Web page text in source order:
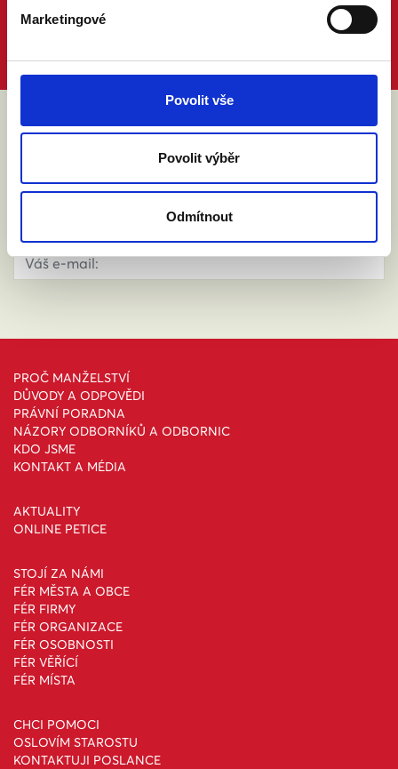
Marketingové
Povolit vše
Povolit výběr
Odmítnout
ABY VÁM O MANŽELSTVÍ NIC
NEUNIKLO
PROČ MANŽELSTVÍ
DŮVODY A ODPOVĚDI
PRÁVNÍ PORADNA
NÁZORY ODBORNÍKŮ A ODBORNIC
KDO JSME
KONTAKT A MÉDIA
AKTUALITY
ONLINE PETICE
STOJÍ ZA NÁMI
FÉR MĚSTA A OBCE
FÉR FIRMY
FÉR ORGANIZACE
FÉR OSOBNOSTI
FÉR VĚŘÍCÍ
FÉR MÍSTA
CHCI POMOCI
OSLOVÍM STAROSTU
KONTAKTUJI POSLANCE